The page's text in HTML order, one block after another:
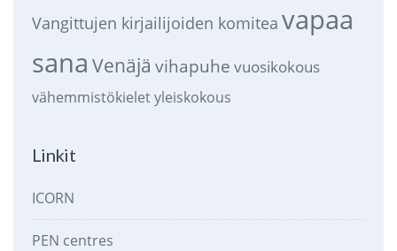
Vangittujen kirjailijoiden komitea vapaa
sana Venäjä vihapuhe vuosikokous
vähemmistökieletyleiskokous
Linkit
ICORN
PEN centres